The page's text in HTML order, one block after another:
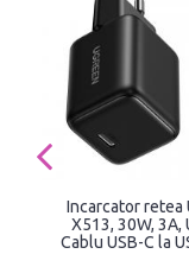
Incarcator retea
X513, 30W, 3A,
Cablu USB-C la